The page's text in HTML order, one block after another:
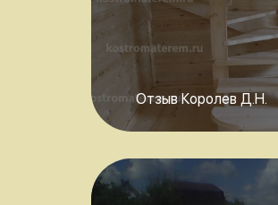
Отзыв Королев Д.Н.